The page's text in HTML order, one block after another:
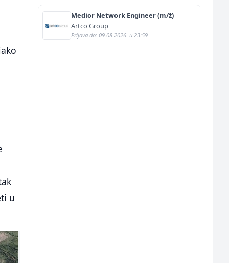
u
Medior Network Engineer (m/ž)
Artco Group
Prijava do: 09.08.2026. u 23:59